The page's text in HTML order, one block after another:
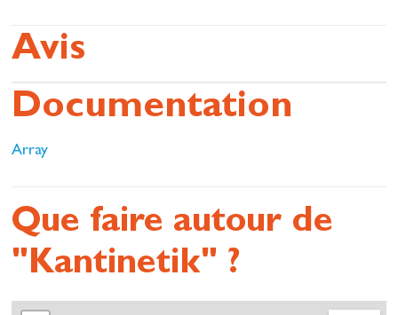
Avis
Documentation
Array
Que faire autour de
"Kantinetik" ?